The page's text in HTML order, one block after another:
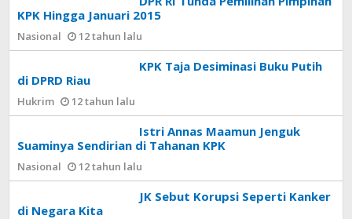
KPK Hingga Januari 2015
Nasional 12 tahun lalu
KPK Taja Desiminasi Buku Putih
di DPRD Riau
Hukrim 12 tahun lalu
Istri Annas Maamun Jenguk
Suaminya Sendirian di Tahanan KPK
Nasional 12 tahun lalu
JK Sebut Korupsi Seperti Kanker
di Negara Kita